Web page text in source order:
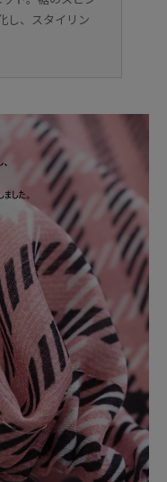
し、スタイリン